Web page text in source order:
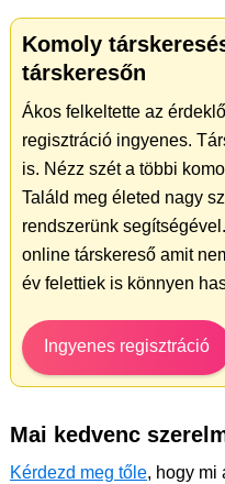
Komoly
társkeresőn
Ákos felkeltette az
regisztráció ingyenes.
is. Nézz szét a többi
Találd meg életed nagy
rendszerünk
online társkereső amit
év felettiek is könnyen
Ingyenes regisztráció
Mai kedvenc
Kérdezd meg tőle, hogy mi